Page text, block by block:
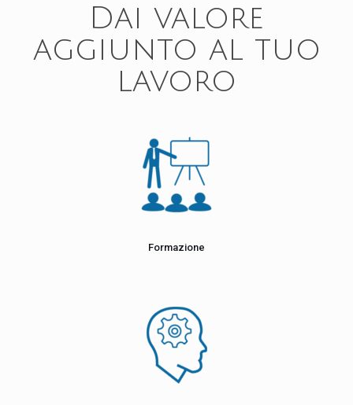
Dai valore
aggiunto al tuo
lavoro
Formazione